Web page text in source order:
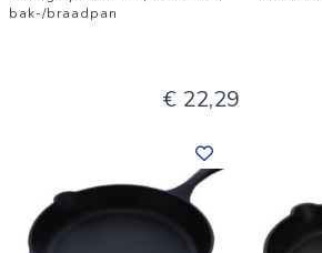
bak-/braadpan
€ 22,29